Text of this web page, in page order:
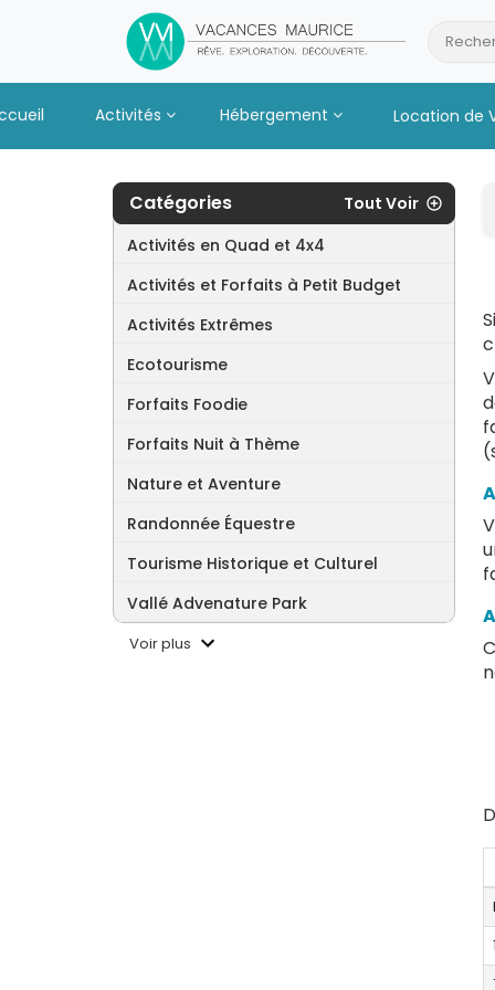
Activités Hébergement Location de
Catégories
Tout Voir
Activités en Quad et 4x4
Activités et Forfaits à Petit Budget
Activités Extrêmes
Ecotourisme
Forfaits Foodie
Forfaits Nuit à Thème
Nature et Aventure
Randonnée Équestre
Tourisme Historique et Culturel
Vallé Advenature Park
Voir plus